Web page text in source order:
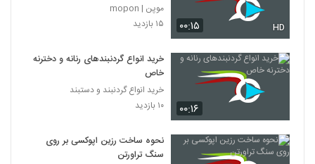
۰۰:۱۵ HD
موپن | mopon
۱۵ بازدید
۰۰:۱۶
خرید انواع گردنبندهای رنانه و دخترنه
خاص
خرید انواع گردنبند و دستبند
۱۰ بازدید
نحوه ساخت رزین اپوکسی بر روی
سنگ تراورتن